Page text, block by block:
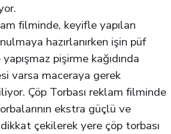
filminde, keyifle yapılan
hazırlanırken işin püf
pişirme kağıdında
varsa maceraya gerek
Çöp Torbası reklam filminde
ekstra güçlü ve
dikkat çekilerek yere çöp torbası